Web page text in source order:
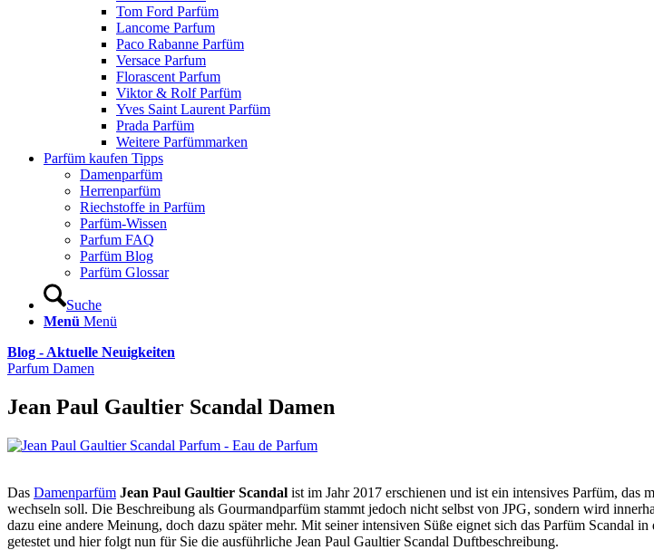
Tom Ford Parfüm
Lancome Parfum
Paco Rabanne Parfüm
Versace Parfum
Florascent Parfum
Viktor & Rolf Parfüm
Yves Saint Laurent Parfüm
Prada Parfüm
Weitere Parfümmarken
Parfüm kaufen Tipps
Damenparfüm
Herrenparfüm
Riechstoffe in Parfüm
Parfüm-Wissen
Parfum FAQ
Parfüm Blog
Parfüm Glossar
Suche
Menü Menü
Blog - Aktuelle Neuigkeiten
Parfum Damen
Jean Paul Gaultier Scandal Damen
Das Damenparfüm Jean Paul Gaultier Scandal ist im Jahr 2017 erschienen und ist ein intensives Parfüm,
wechseln soll. Die Beschreibung als Gourmandparfüm stammt jedoch nicht selbst von JPG, sondern wird
dazu eine andere Meinung, doch dazu später mehr. Mit seiner intensiven Süße eignet sich das Parfüm Scandal
getestet und hier folgt nun für Sie die ausführliche Jean Paul Gaultier Scandal Duftbeschreibung.